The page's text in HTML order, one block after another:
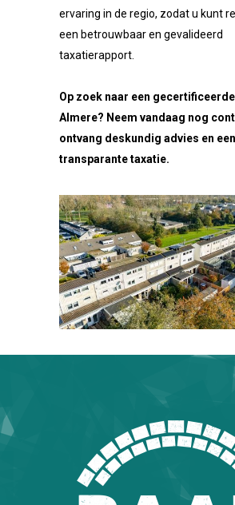
ervaring in de regio, zodat u kunt
een betrouwbaar en gevalideerd
taxatierapport.
Op zoek naar een
Almere? Neem vandaag nog
ontvang deskundig advies en een
transparante taxatie.